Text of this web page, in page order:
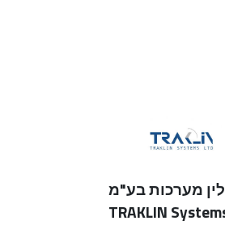
מערכות בע"מ
TRAKLIN